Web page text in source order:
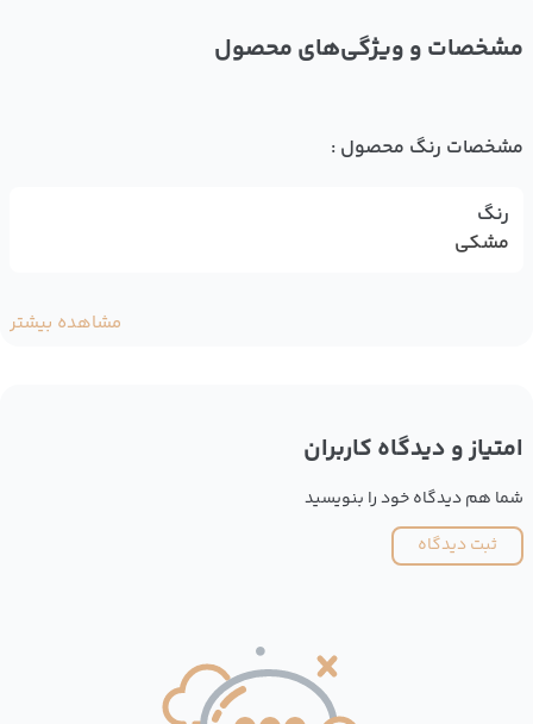
مشخصات و ویژگی‌های محصول
مشخصات رنگ محصول :
رنگ
مشکی
مشاهده بیشتر
امتیاز و دیدگاه کاربران
شما هم دیدگاه خود را بنویسید
ثبت دیدگاه